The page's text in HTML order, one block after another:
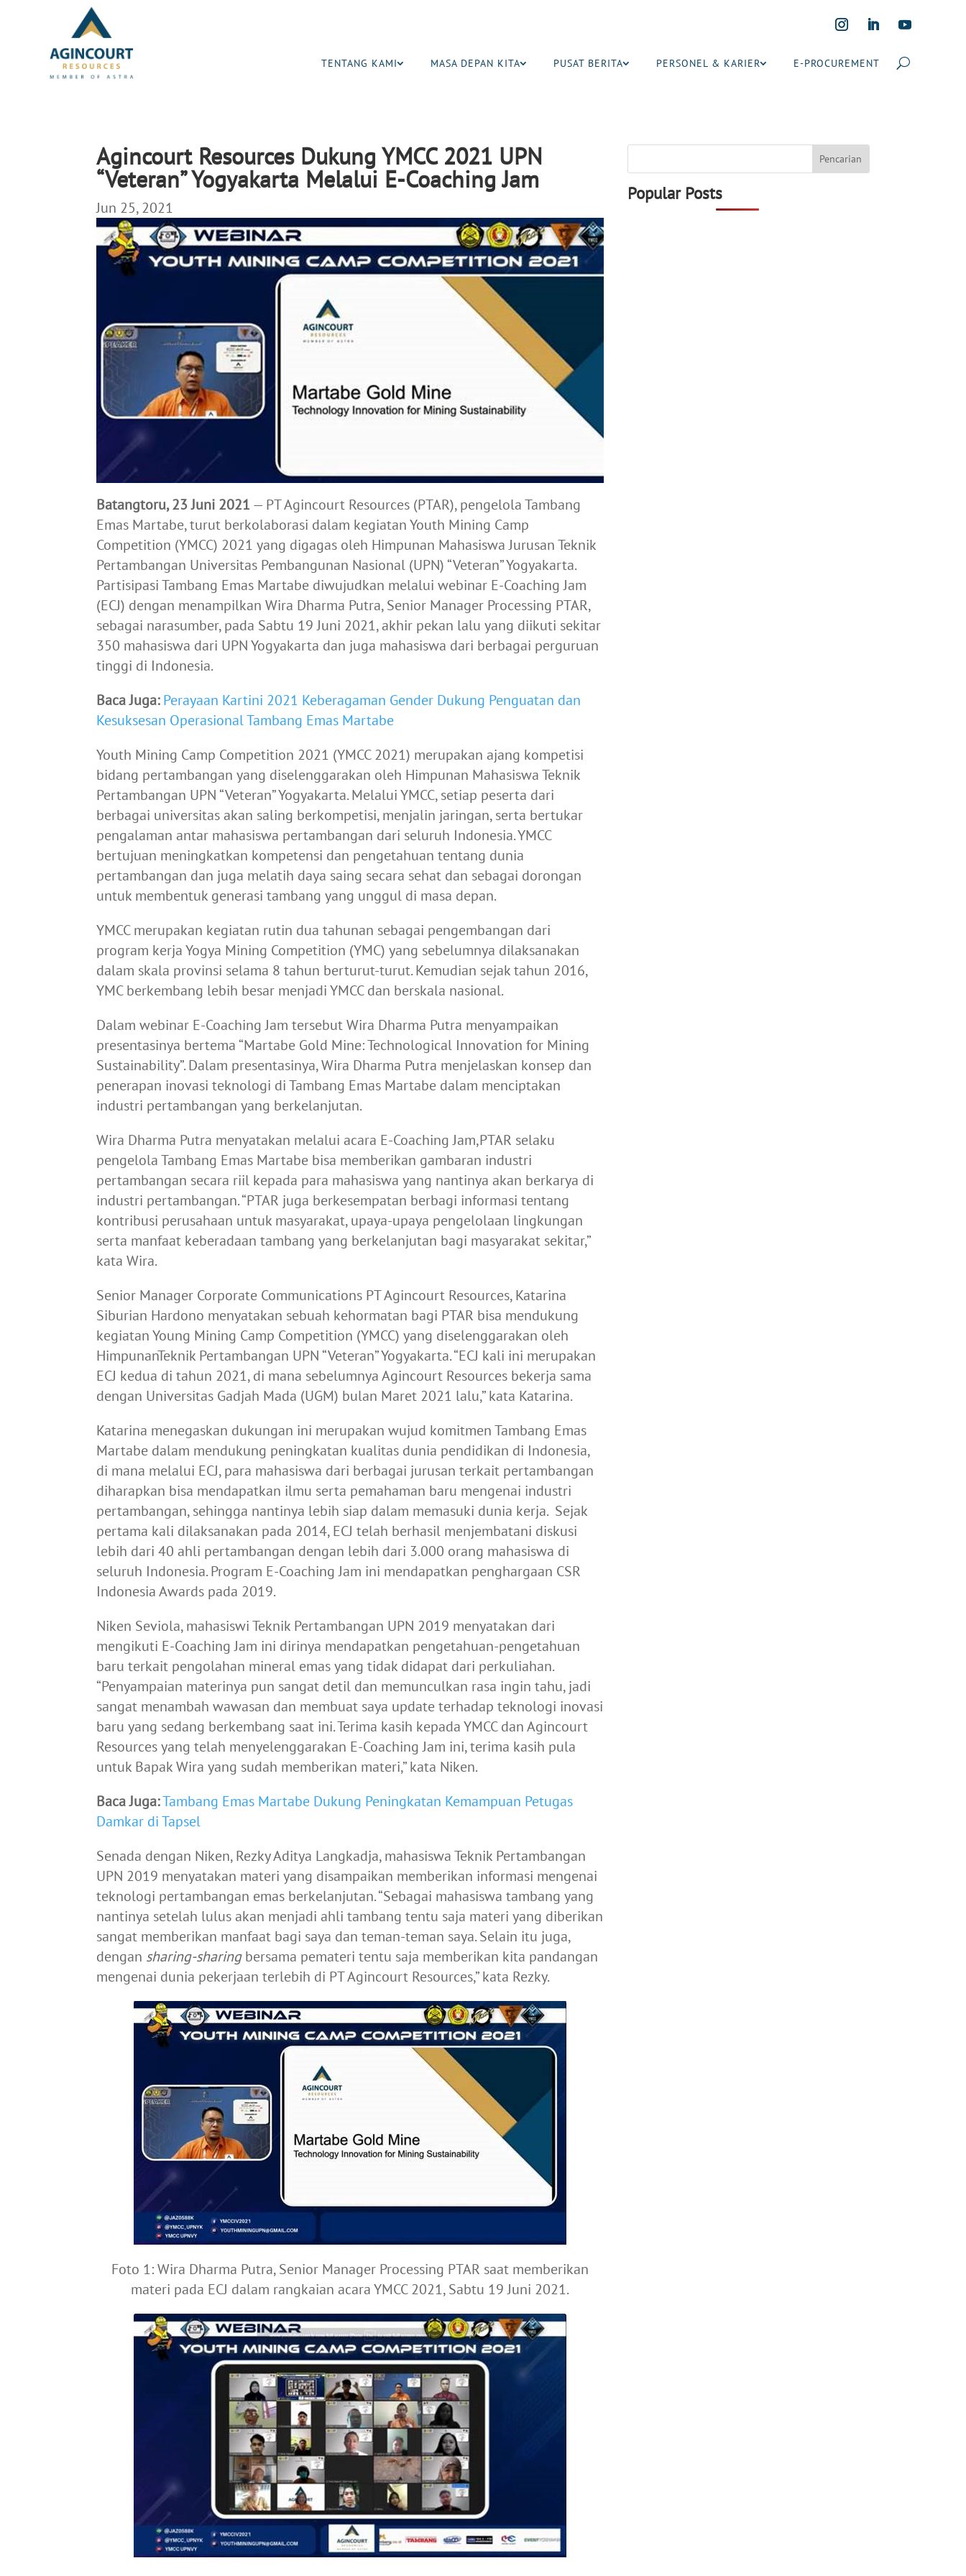
TENTANG KAMI MASA DEPAN KITA PUSAT BERITA PERSONEL & KARIER E-PROCUREMENT
Agincourt Resources Dukung YMCC 2021 UPN
“Veteran” Yogyakarta Melalui E-Coaching Jam
Jun 25, 2021
Batangtoru, 23 Juni 2021 — PT Agincourt Resources (PTAR), pengelola Tambang
Emas Martabe, turut berkolaborasi dalam kegiatan Youth Mining Camp
Competition (YMCC) 2021 yang digagas oleh Himpunan Mahasiswa Jurusan Teknik
Pertambangan Universitas Pembangunan Nasional (UPN) “Veteran” Yogyakarta.
Partisipasi Tambang Emas Martabe diwujudkan melalui webinar E-Coaching Jam
(ECJ) dengan menampilkan Wira Dharma Putra, Senior Manager Processing PTAR,
sebagai narasumber, pada Sabtu 19 Juni 2021, akhir pekan lalu yang diikuti sekitar
350 mahasiswa dari UPN Yogyakarta dan juga mahasiswa dari berbagai perguruan
tinggi di Indonesia.
Baca Juga: Perayaan Kartini 2021 Keberagaman Gender Dukung Penguatan dan
Kesuksesan Operasional Tambang Emas Martabe
Youth Mining Camp Competition 2021 (YMCC 2021) merupakan ajang kompetisi
bidang pertambangan yang diselenggarakan oleh Himpunan Mahasiswa Teknik
Pertambangan UPN “Veteran” Yogyakarta. Melalui YMCC, setiap peserta dari
berbagai universitas akan saling berkompetisi, menjalin jaringan, serta bertukar
pengalaman antar mahasiswa pertambangan dari seluruh Indonesia. YMCC
bertujuan meningkatkan kompetensi dan pengetahuan tentang dunia
pertambangan dan juga melatih daya saing secara sehat dan sebagai dorongan
untuk membentuk generasi tambang yang unggul di masa depan.
YMCC merupakan kegiatan rutin dua tahunan sebagai pengembangan dari
program kerja Yogya Mining Competition (YMC) yang sebelumnya dilaksanakan
dalam skala provinsi selama 8 tahun berturut-turut. Kemudian sejak tahun 2016,
YMC berkembang lebih besar menjadi YMCC dan berskala nasional.
Dalam webinar E-Coaching Jam tersebut Wira Dharma Putra menyampaikan
presentasinya bertema “Martabe Gold Mine: Technological Innovation for Mining
Sustainability”. Dalam presentasinya, Wira Dharma Putra menjelaskan konsep dan
penerapan inovasi teknologi di Tambang Emas Martabe dalam menciptakan
industri pertambangan yang berkelanjutan.
Wira Dharma Putra menyatakan melalui acara E-Coaching Jam,PTAR selaku
pengelola Tambang Emas Martabe bisa memberikan gambaran industri
pertambangan secara riil kepada para mahasiswa yang nantinya akan berkarya di
industri pertambangan. “PTAR juga berkesempatan berbagi informasi tentang
kontribusi perusahaan untuk masyarakat, upaya-upaya pengelolaan lingkungan
serta manfaat keberadaan tambang yang berkelanjutan bagi masyarakat sekitar,”
kata Wira.
Senior Manager Corporate Communications PT Agincourt Resources, Katarina
Siburian Hardono menyatakan sebuah kehormatan bagi PTAR bisa mendukung
kegiatan Young Mining Camp Competition (YMCC) yang diselenggarakan oleh
HimpunanTeknik Pertambangan UPN “Veteran” Yogyakarta. “ECJ kali ini merupakan
ECJ kedua di tahun 2021, di mana sebelumnya Agincourt Resources bekerja sama
dengan Universitas Gadjah Mada (UGM) bulan Maret 2021 lalu,” kata Katarina.
Katarina menegaskan dukungan ini merupakan wujud komitmen Tambang Emas
Martabe dalam mendukung peningkatan kualitas dunia pendidikan di Indonesia,
di mana melalui ECJ, para mahasiswa dari berbagai jurusan terkait pertambangan
diharapkan bisa mendapatkan ilmu serta pemahaman baru mengenai industri
pertambangan, sehingga nantinya lebih siap dalam memasuki dunia kerja. Sejak
pertama kali dilaksanakan pada 2014, ECJ telah berhasil menjembatani diskusi
lebih dari 40 ahli pertambangan dengan lebih dari 3.000 orang mahasiswa di
seluruh Indonesia. Program E-Coaching Jam ini mendapatkan penghargaan CSR
Indonesia Awards pada 2019.
Niken Seviola, mahasiswi Teknik Pertambangan UPN 2019 menyatakan dari
mengikuti E-Coaching Jam ini dirinya mendapatkan pengetahuan-pengetahuan
baru terkait pengolahan mineral emas yang tidak didapat dari perkuliahan.
“Penyampaian materinya pun sangat detil dan memunculkan rasa ingin tahu, jadi
sangat menambah wawasan dan membuat saya update terhadap teknologi inovasi
baru yang sedang berkembang saat ini. Terima kasih kepada YMCC dan Agincourt
Resources yang telah menyelenggarakan E-Coaching Jam ini, terima kasih pula
untuk Bapak Wira yang sudah memberikan materi,” kata Niken.
Baca Juga:Tambang Emas Martabe Dukung Peningkatan Kemampuan Petugas
Damkar di Tapsel
Senada dengan Niken, Rezky Aditya Langkadja, mahasiswa Teknik Pertambangan
UPN 2019 menyatakan materi yang disampaikan memberikan informasi mengenai
teknologi pertambangan emas berkelanjutan. “Sebagai mahasiswa tambang yang
nantinya setelah lulus akan menjadi ahli tambang tentu saja materi yang diberikan
sangat memberikan manfaat bagi saya dan teman-teman saya. Selain itu juga,
dengan sharing-sharingbersama pemateri tentu saja memberikan kita pandangan
mengenai dunia pekerjaan terlebih di PT Agincourt Resources,” kata Rezky.
Foto 1: Wira Dharma Putra, Senior Manager Processing PTAR saat memberikan
materi pada ECJ dalam rangkaian acara YMCC 2021, Sabtu 19 Juni 2021.
Popular Posts